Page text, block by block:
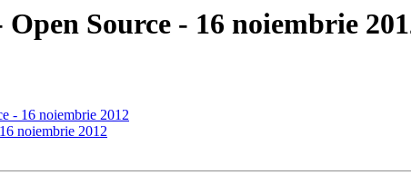
Source - 16 noiembrie
- 16 noiembrie 2012
noiembrie 2012